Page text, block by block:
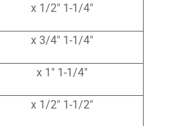
1-1/4″ x 1/2″
1-1/4″ x 3/4″
1-1/4″ x 1″
1-1/2″ x 1/2″